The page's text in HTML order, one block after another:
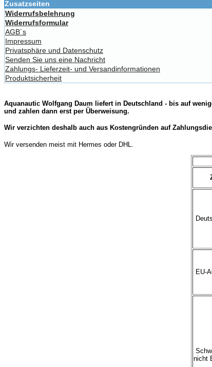
Zusatzseiten
Widerrufsbelehrung
Widerrufsformular
AGB´s
Impressum
Privatsphäre und Datenschutz
Senden Sie uns eine Nachricht
Zahlungs- Lieferzeit- und Versandinformationen
Produktsicherheit
Aquanautic Wolfgang Daum liefert in Deutschland - bis auf
und zahlen dann erst per Überweisung.
Wir verzichten deshalb auch aus Kostengründen auf
Wir versenden meist mit Hermes oder DHL.
EU-
nicht